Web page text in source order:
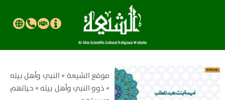
موقع الشیعة » النبي وأهل بيته
» ذوو النبي وأهل بيته» حياتهم